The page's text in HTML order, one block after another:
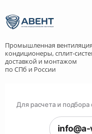
Промышленная
кондиционеры, сплит-
доставкой и монтажом
по СПб и России
Для расчета и